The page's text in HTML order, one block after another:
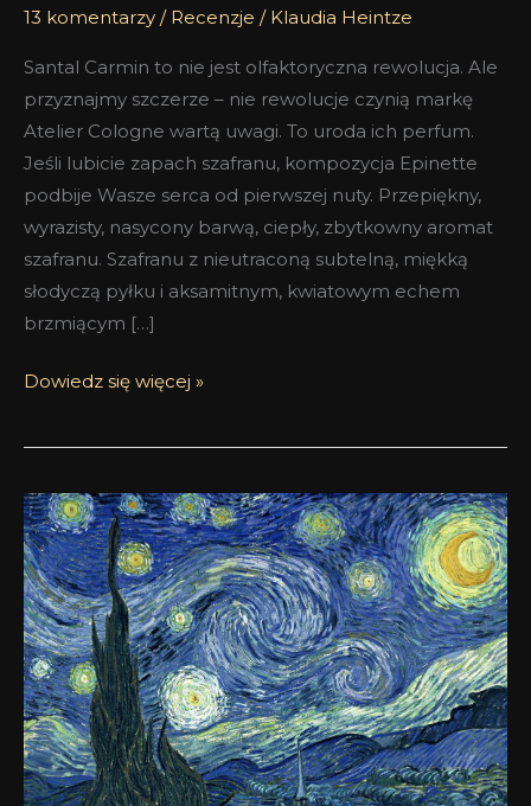
13 komentarzy / Recenzje / Klaudia Heintze
Santal Carmin to nie jest olfaktoryczna rewolucja. Ale
przyznajmy szczerze – nie rewolucje czynią markę
Atelier Cologne wartą uwagi. To uroda ich perfum.
Jeśli lubicie zapach szafranu, kompozycja Epinette
podbije Wasze serca od pierwszej nuty. Przepiękny,
wyrazisty, nasycony barwą, ciepły, zbytkowny aromat
szafranu. Szafranu z nieutraconą subtelną, miękką
słodyczą pyłku i aksamitnym, kwiatowym echem
brzmiącym […]
Dowiedz się więcej »
Znowu
się
oudało!
Oud
Saphir
Atelier
Cologne